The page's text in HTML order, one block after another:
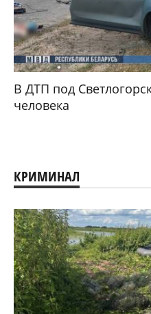
В ДТП под
человека
КРИМИНАЛ